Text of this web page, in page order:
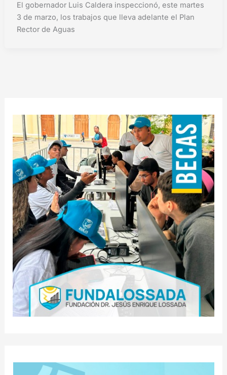
El gobernador Luis Caldera inspeccionó, este martes
3 de marzo, los trabajos que lleva adelante el Plan
Rector de Aguas